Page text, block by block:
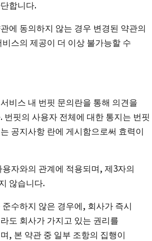
합니다.
에 동의하지 않는 경우 변경된 약관의
스의 제공이 더 이상 불가능할 수
비스 내 번핏 문의란을 통해 의견을
번핏의 사용자 전체에 대한 통지는 번핏
공지사항 란에 게시함으로써 효력이
자와의 관계에 적용되며, 제3자의
않습니다.
수하지 않은 경우에, 회사가 즉시
도 회사가 가지고 있는 권리를
, 본 약관 중 일부 조항의 집행이